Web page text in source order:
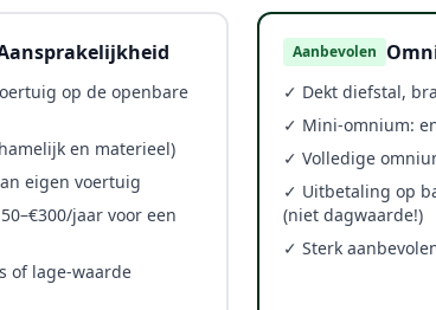
op de openbare
en materieel)
eigen voertuig
jaar voor een
of lage-waarde
Aanbevolen
✓ Dekt diefstal,
✓ Mini-omnium:
✓ Volledige
✓ Uitbetaling op
(niet dagwaarde!)
✓ Sterk